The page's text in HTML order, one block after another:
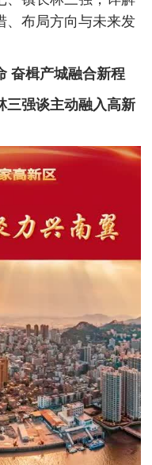
、布局方向与未来发
奋楫产城融合新程
强谈主动融入高新